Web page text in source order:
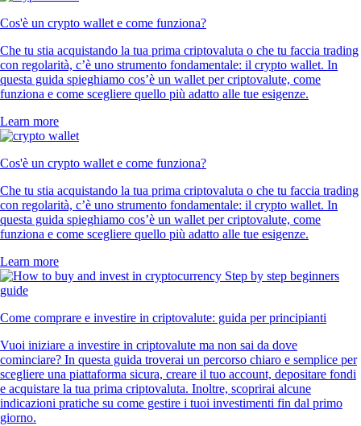
Cos'è un crypto wallet e come funziona?
Che tu stia acquistando la tua prima criptovaluta o che tu faccia trading
con regolarità, c’è uno strumento fondamentale: il crypto wallet. In
questa guida spieghiamo cos’è un wallet per criptovalute, come
funziona e come scegliere quello più adatto alle tue esigenze.
Learn more
Cos'è un crypto wallet e come funziona?
Che tu stia acquistando la tua prima criptovaluta o che tu faccia trading
con regolarità, c’è uno strumento fondamentale: il crypto wallet. In
questa guida spieghiamo cos’è un wallet per criptovalute, come
funziona e come scegliere quello più adatto alle tue esigenze.
Learn more
Come comprare e investire in criptovalute: guida per principianti
Vuoi iniziare a investire in criptovalute ma non sai da dove
cominciare? In questa guida troverai un percorso chiaro e semplice per
scegliere una piattaforma sicura, creare il tuo account, depositare fondi
e acquistare la tua prima criptovaluta. Inoltre, scoprirai alcune
indicazioni pratiche su come gestire i tuoi investimenti fin dal primo
giorno.